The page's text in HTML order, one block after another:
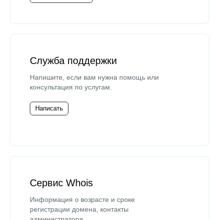
Служба поддержки
Напишите, если вам нужна помощь или
консультация по услугам.
Написать
Сервис Whois
Информация о возрасте и сроке
регистрации домена, контакты